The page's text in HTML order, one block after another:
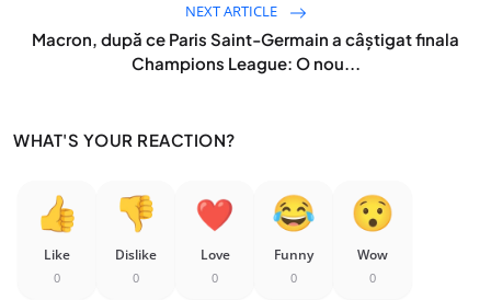
NEXT ARTICLE
Macron, după ce Paris Saint-Germain a câștigat finala
Champions League: O nou...
WHAT'S YOUR REACTION?
Like
0
Dislike
0
Love
0
Funny
0
Wow
0